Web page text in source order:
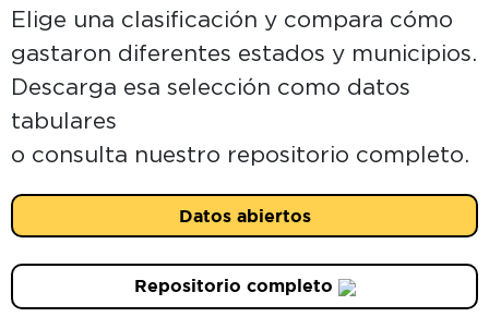
Elige una clasificación y compara cómo
gastaron diferentes estados y municipios.
Descarga esa selección como datos
tabulares
o consulta nuestro repositorio completo.
Datos abiertos
Repositorio completo